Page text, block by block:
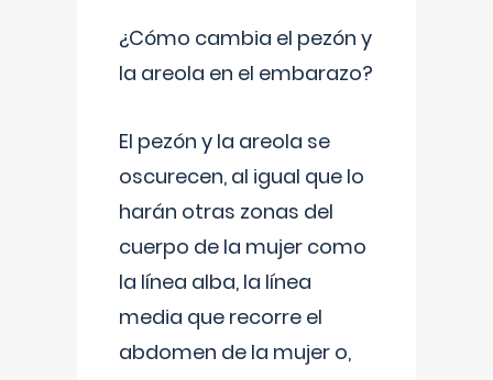
¿Cómo cambia el pezón y
la areola en el embarazo?
El pezón y la areola se
oscurecen, al igual que lo
harán otras zonas del
cuerpo de la mujer como
la línea alba, la línea
media que recorre el
abdomen de la mujer o,